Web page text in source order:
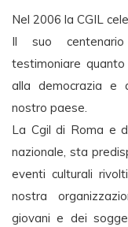
Nel 2006 la CGIL
Il suo
testimoniare
alla democrazia e
nostro paese.
La Cgil di Roma e
nazionale, sta
eventi culturali
nostra
giovani e dei